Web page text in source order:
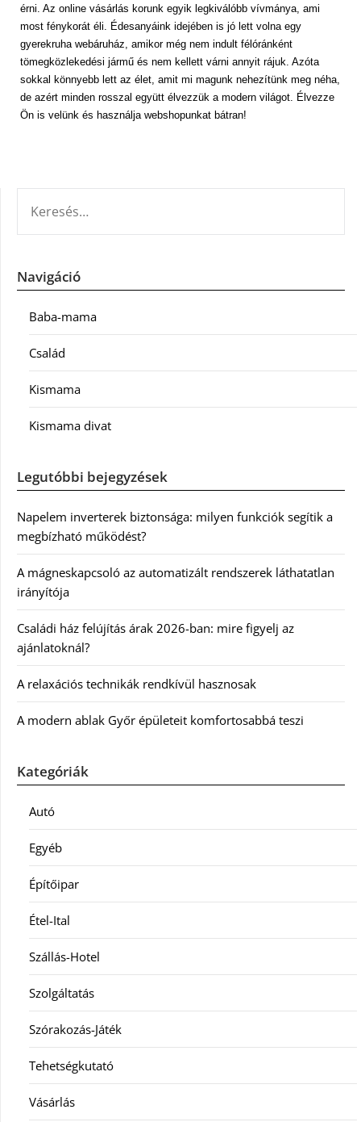
érni. Az online vásárlás korunk egyik legkiválóbb vívmánya, ami
most fénykorát éli. Édesanyáink idejében is jó lett volna egy
gyerekruha webáruház, amikor még nem indult félóránként
tömegközlekedési jármű és nem kellett várni annyit rájuk. Azóta
sokkal könnyebb lett az élet, amit mi magunk nehezítünk meg néha,
de azért minden rosszal együtt élvezzük a modern világot. Élvezze
Ön is velünk és használja webshopunkat bátran!
Navigáció
Baba-mama
Család
Kismama
Kismama divat
Legutóbbi bejegyzések
Napelem inverterek biztonsága: milyen funkciók segítik a
megbízható működést?
A mágneskapcsoló az automatizált rendszerek láthatatlan
irányítója
Családi ház felújítás árak 2026-ban: mire figyelj az
ajánlatoknál?
A relaxációs technikák rendkívül hasznosak
A modern ablak Győr épületeit komfortosabbá teszi
Kategóriák
Autó
Egyéb
Építőipar
Étel-Ital
Szállás-Hotel
Szolgáltatás
Szórakozás-Játék
Tehetségkutató
Vásárlás